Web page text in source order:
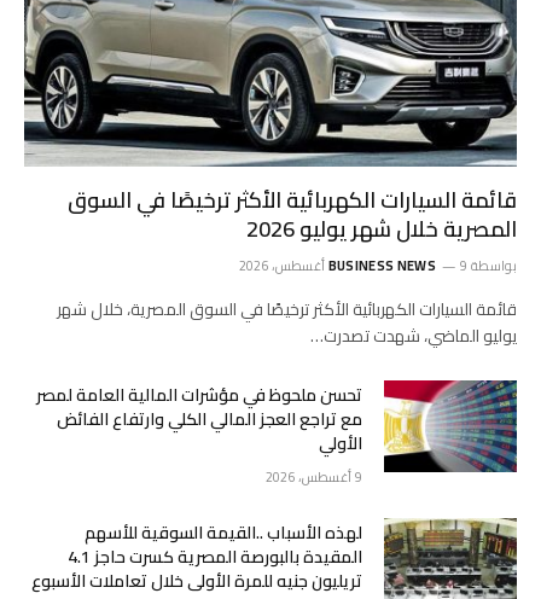
قائمة السيارات الكهربائية الأكثر ترخيصًا في السوق
المصرية خلال شهر يوليو 2026
بواسطة BUSINESS NEWS 9 أغسطس، 2026
قائمة السيارات الكهربائية الأكثر ترخيصًا في السوق المصرية، خلال شهر
يوليو الماضي، شهدت تصدرت…
تحسن ملحوظ في مؤشرات المالية العامة لمصر
مع تراجع العجز المالي الكلي وارتفاع الفائض
الأولي
9 أغسطس، 2026
لهذه الأسباب ..القيمة السوقية للأسهم
المقيدة بالبورصة المصرية كسرت حاجز 4.1
تريليون جنيه للمرة الأولى خلال تعاملات الأسبوع